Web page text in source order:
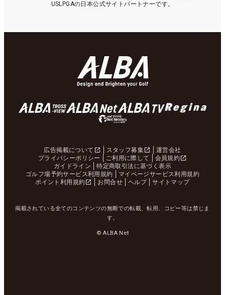
USLPGAの日本公式サイトパートナーです。
広告掲載について スタッフ募集
運営会社
プライバシーポリシー
ご利用に際して
会員規約
ガイドライン
特定商取引法に基づく表示
ゴルフ場予約サービス利用規約
マイページサービス利用規約
ポイント利用規約
お問合せ ヘルプ サイトマップ
掲載されている全てのコンテンツの無断での転載、転用、コピー等は禁じま
す。
© ALBA Net